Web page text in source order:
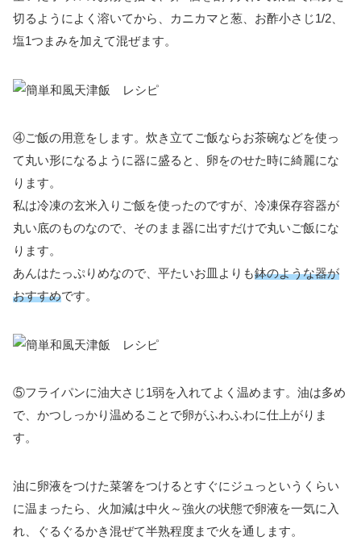
切るようによく溶いてから、カニカマと葱、お酢小さじ1/2、
塩1つまみを加えて混ぜます。
④ご飯の用意をします。炊き立てご飯ならお茶碗などを使っ
て丸い形になるように器に盛ると、卵をのせた時に綺麗にな
ります。
私は冷凍の玄米入りご飯を使ったのですが、冷凍保存容器が
丸い底のものなので、そのまま器に出すだけで丸いご飯にな
ります。
あんはたっぷりめなので、平たいお皿よりも鉢のような器が
おすすめです。
⑤フライパンに油大さじ1弱を入れてよく温めます。油は多め
で、かつしっかり温めることで卵がふわふわに仕上がりま
す。
油に卵液をつけた菜箸をつけるとすぐにジュっというくらい
に温まったら、火加減は中火～強火の状態で卵液を一気に入
れ、ぐるぐるかき混ぜて半熟程度まで火を通します。